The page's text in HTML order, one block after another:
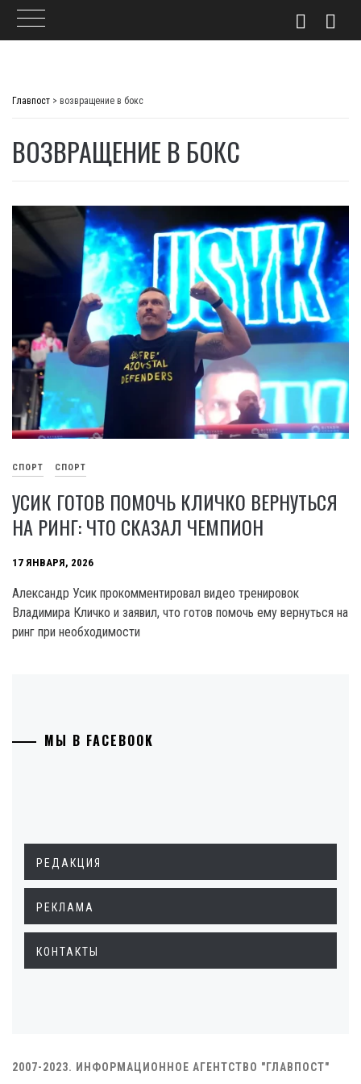
Главпост > возвращение в бокс
ВОЗВРАЩЕНИЕ В БОКС
СПОРТ СПОРТ
УСИК ГОТОВ ПОМОЧЬ КЛИЧКО ВЕРНУТЬСЯ
НА РИНГ: ЧТО СКАЗАЛ ЧЕМПИОН
17 ЯНВАРЯ, 2026
Александр Усик прокомментировал видео тренировок
Владимира Кличко и заявил, что готов помочь ему вернуться на
ринг при необходимости
МЫ В FACEBOOK
РЕДАКЦИЯ
РЕКЛАМА
КОНТАКТЫ
2007-2023. ИНФОРМАЦИОННОЕ АГЕНТСТВО "ГЛАВПОСТ"